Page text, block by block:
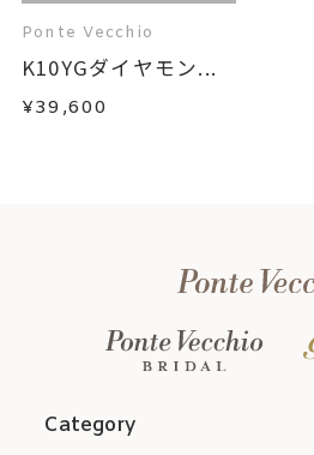
Ponte Vecchio
K10YGダイヤモン...
¥39,600
Category